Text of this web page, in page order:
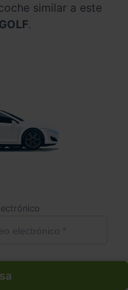
similar a este
.
de privacidad